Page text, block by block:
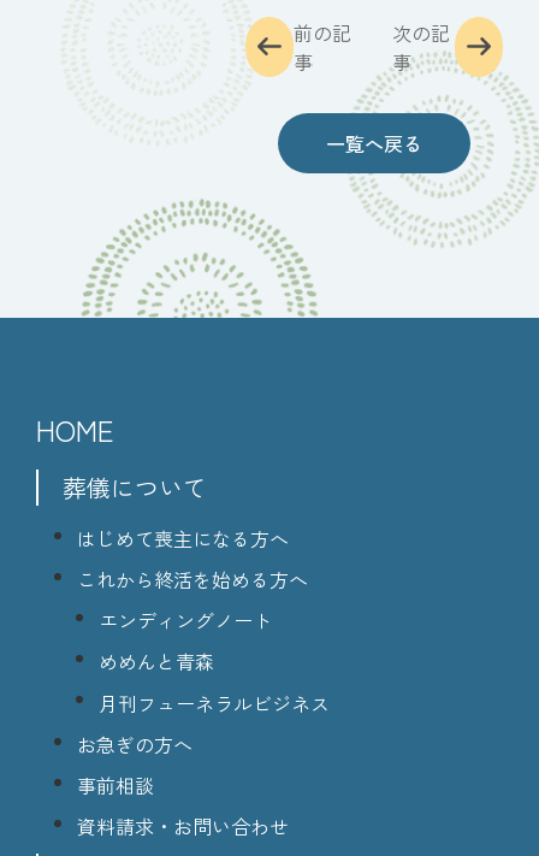
前の記
事
一覧へ戻る
次の記
事
HOME
葬儀について
はじめて喪主になる方へ
これから終活を始める方へ
エンディングノート
めめんと青森
月刊フューネラルビジネス
お急ぎの方へ
事前相談
資料請求・お問い合わせ